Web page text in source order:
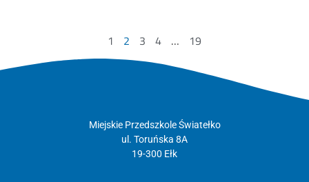
1 2 3 4 … 19
Miejskie Przedszkole Światełko
ul. Toruńska 8A
19-300 Ełk